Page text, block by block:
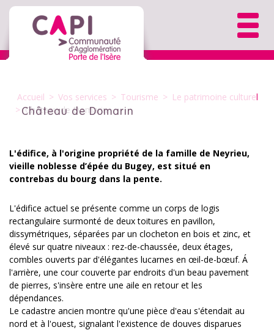
Accueil > Vos services > Tourisme > Le patrimoine culturel
>Château de Domarin
Château de Domarin
L'édifice, à l'origine propriété de la famille de Neyrieu,
vieille noblesse d’épée du Bugey, est situé en
contrebas du bourg dans la pente.
L'édifice actuel se présente comme un corps de logis
rectangulaire surmonté de deux toitures en pavillon,
dissymétriques, séparées par un clocheton en bois et zinc, et
élevé sur quatre niveaux : rez-de-chaussée, deux étages,
combles ouverts par d'élégantes lucarnes en œil-de-bœuf. Á
l'arrière, une cour couverte par endroits d'un beau pavement
de pierres, s'insère entre une aile en retour et les
dépendances.
Le cadastre ancien montre qu'une pièce d'eau s'étendait au
nord et à l'ouest, signalant l'existence de douves disparues